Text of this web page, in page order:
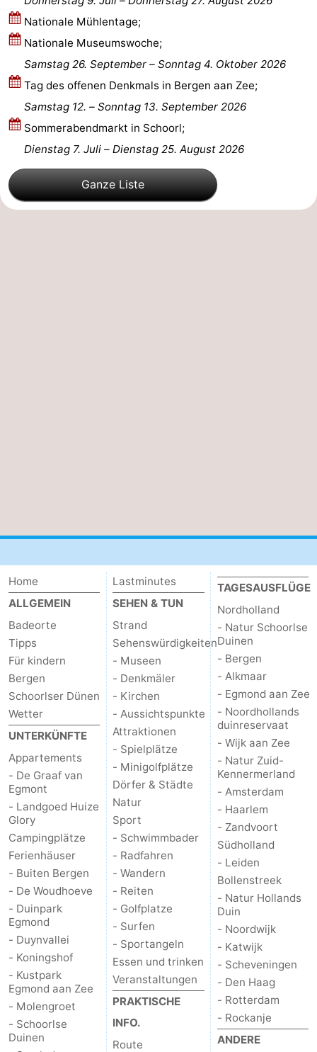
Natur
Hollands
Duin
-
Noordwijk
Katwijk
Scheveningen
-
Den
Haag
Rotterdam
-
Nationale Mühlentage;
Nationale Museumswoche;
Samstag 26. September –
Sonntag 4. Oktober 2026
Tag des offenen Denkmals in Bergen aan Zee;
Samstag 12. – Sonntag 13. September 2026
Sommerabendmarkt in Schoorl;
Dienstag 7. Juli – Dienstag 25. August 2026
Ganze Liste
Home
ALLGEMEIN
Badeorte
Tipps
Für kindern
Bergen
Schoorlser Dünen
Wetter
UNTERKÜNFTE
Appartements
- De Graaf van
Egmont
- Landgoed Huize
Glory
Campingplätze
Ferienhäuser
- Buiten Bergen
- De Woudhoeve
- Duinpark
Egmond
- Duynvallei
- Koningshof
- Kustpark
Egmond aan Zee
- Molengroet
- Schoorlse
Duinen
Lastminutes
SEHEN & TUN
Strand
Sehenswürdigkeiten
- Museen
- Denkmäler
- Kirchen
- Aussichtspunkte
Attraktionen
- Spielplätze
- Minigolfplätze
Dörfer & Städte
Natur
Sport
- Schwimmbader
- Radfahren
- Wandern
- Reiten
- Golfplatze
- Surfen
- Sportangeln
Essen und trinken
Veranstaltungen
PRAKTISCHE
INFO.
Route
TAGESAUSFLÜGE
Nordholland
- Natur Schoorlse
Duinen
- Bergen
- Alkmaar
- Egmond aan Zee
- Noordhollands
duinreservaat
- Wijk aan Zee
- Natur Zuid-
Kennermerland
- Amsterdam
- Haarlem
- Zandvoort
Südholland
- Leiden
Bollenstreek
- Natur Hollands
Duin
- Noordwijk
- Katwijk
- Scheveningen
- Den Haag
- Rotterdam
- Rockanje
ANDERE